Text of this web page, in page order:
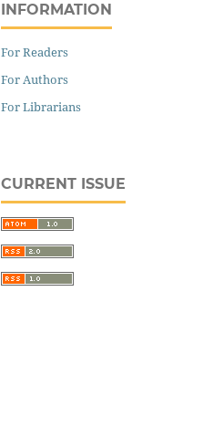
INFORMATION
For Readers
For Authors
For Librarians
CURRENT ISSUE